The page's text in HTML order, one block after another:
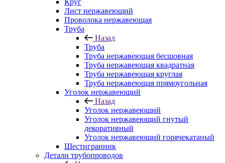
Круг
Лист нержавеющий
Проволока нержавеющая
Труба
Назад
Труба
Труба нержавеющая бесшовная
Труба нержавеющая квадратная
Труба нержавеющая круглая
Труба нержавеющая прямоугольная
Уголок нержавеющий
Назад
Уголок нержавеющий
Уголок нержавеющий гнутый
декоративный
Уголок нержавеющий горячекатаный
Шестигранник
Детали трубопроводов